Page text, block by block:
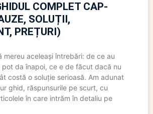
COMPLET CAP-
SOLUȚII,
PREȚURI)
mereu aceleași întrebări: de ce au
da înapoi, ce e de făcut dacă nu
costă o soluție serioasă. Am adunat
ghid, răspunsurile pe scurt, cu
în care intrăm în detaliu pe